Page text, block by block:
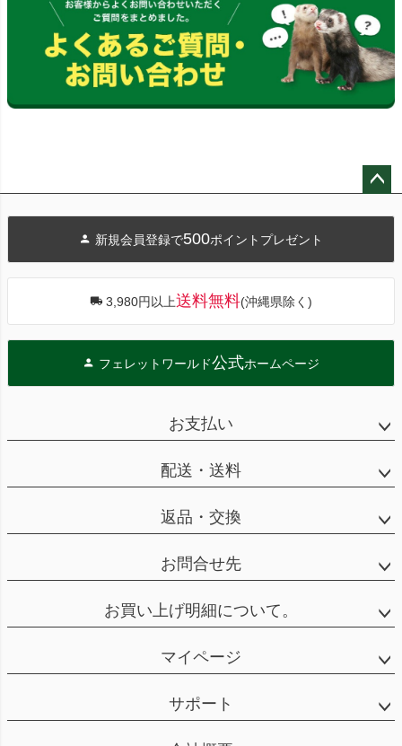
へ
新規会員登録で500ポイントプレゼント
3,980円以上送料無料(沖縄県除く)
フェレットワールド公式ホームページ
お支払い
配送・送料
返品・交換
お問合せ先
お買い上げ明細について。
マイページ
サポート